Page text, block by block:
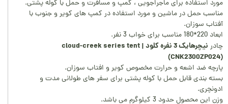
مورد استفاده برای ماجراجویی ، کمپ و مسافرت و حمل با کوله پشتی.
مناسب حمل در ماشین و مورد استفاده در کمپ های کویر و جنوب با
آفتاب سوزان.
ابعاد 220*180 مناسب برای خواب 3 نفر.
چادر
نیچرهایک 3 نفره کلود | cloud-creek series tent
(CNK2300ZP024)
پارچه ضد اشعه و حرارت مخصوص کویر و افتاب سوزان.
بسته بندی قابل حمل با کوله پشتی برای سفر های طولانی مدت و
ادونچری.
وزن این محصول حدود 3 کیلوگرم می باشد.